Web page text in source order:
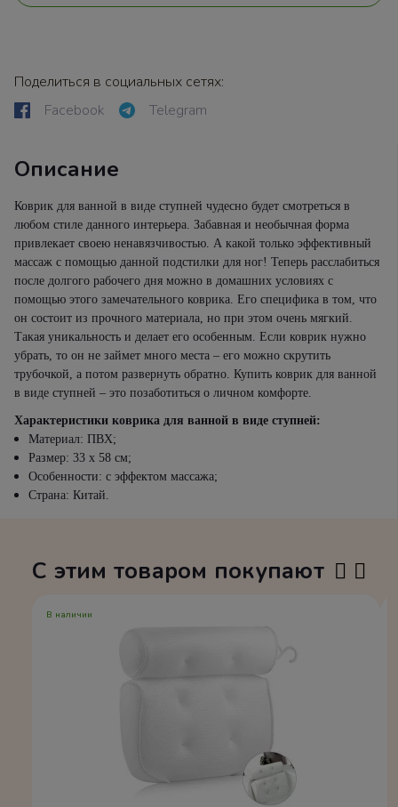
Поделиться в социальных сетях:
Facebook
Telegram
Описание
Коврик для ванной в виде ступней чудесно будет смотреться в
любом стиле данного интерьера. Забавная и необычная форма
привлекает своею ненавязчивостью. А какой только эффективный
массаж с помощью данной подстилки для ног! Теперь расслабиться
после долгого рабочего дня можно в домашних условиях с
помощью этого замечательного коврика. Его специфика в том, что
он состоит из прочного материала, но при этом очень мягкий.
Такая уникальность и делает его особенным. Если коврик нужно
убрать, то он не займет много места – его можно скрутить
трубочкой, а потом развернуть обратно. Купить коврик для ванной
в виде ступней – это позаботиться о личном комфорте.
Характеристики коврика для ванной в виде ступней:
Материал: ПВХ;
Размер: 33 х 58 см;
Особенности: с эффектом массажа;
Страна: Китай.
С этим товаром покупают
В наличии